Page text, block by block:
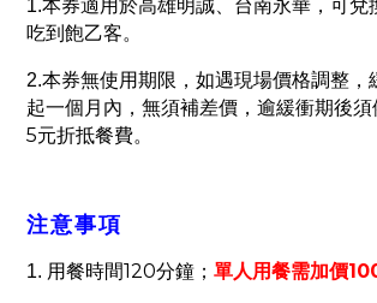
1.本券適用於高雄明誠、台南永華，可兌
吃到飽乙客。
2.本券無使用期限，如遇現場價格調整，
起一個月內，無須補差價，逾緩衝期後須
5元折抵餐費。
注意事項
1. 用餐時間120分鐘； 單人用餐需加價